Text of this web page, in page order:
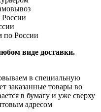
по России
виде доставки.
в специальную
заказанные товары во
в бумагу и уже сверху
адресом